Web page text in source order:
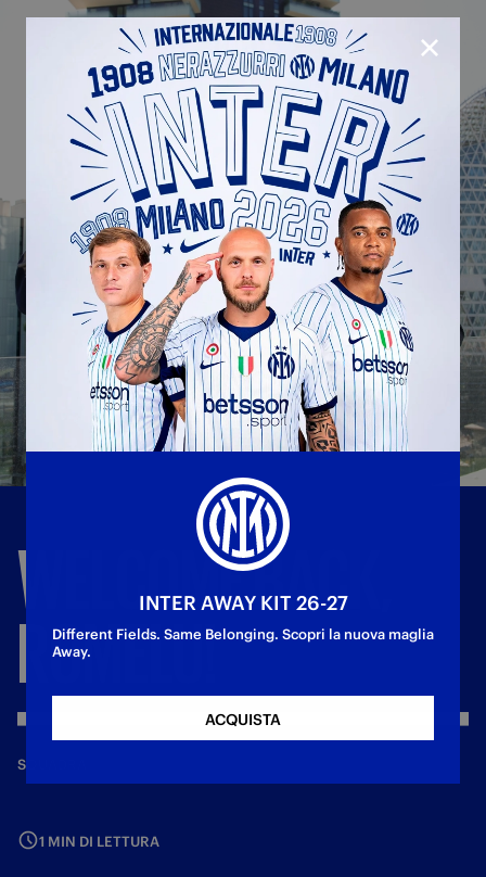
WELCOMEBACK,
ROMELU!
SQUADRA
1 MIN DI LETTURA
INTER AWAY KIT 26-27
Different Fields. Same Belonging. Scopri la nuova maglia
Away.
ACQUISTA